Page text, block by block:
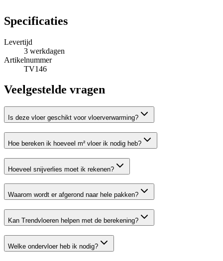
Specificaties
Levertijd
3 werkdagen
Artikelnummer
TV146
Veelgestelde vragen
Is deze vloer geschikt voor vloerverwarming?
Hoe bereken ik hoeveel m² vloer ik nodig heb?
Hoeveel snijverlies moet ik rekenen?
Waarom wordt er afgerond naar hele pakken?
Kan Trendvloeren helpen met de berekening?
Welke ondervloer heb ik nodig?